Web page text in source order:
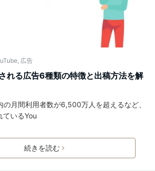
広告
れる広告6種類の特徴と出稿方法を解
月間利用者数が6,500万人を超えるなど、
ているYou
続きを読む